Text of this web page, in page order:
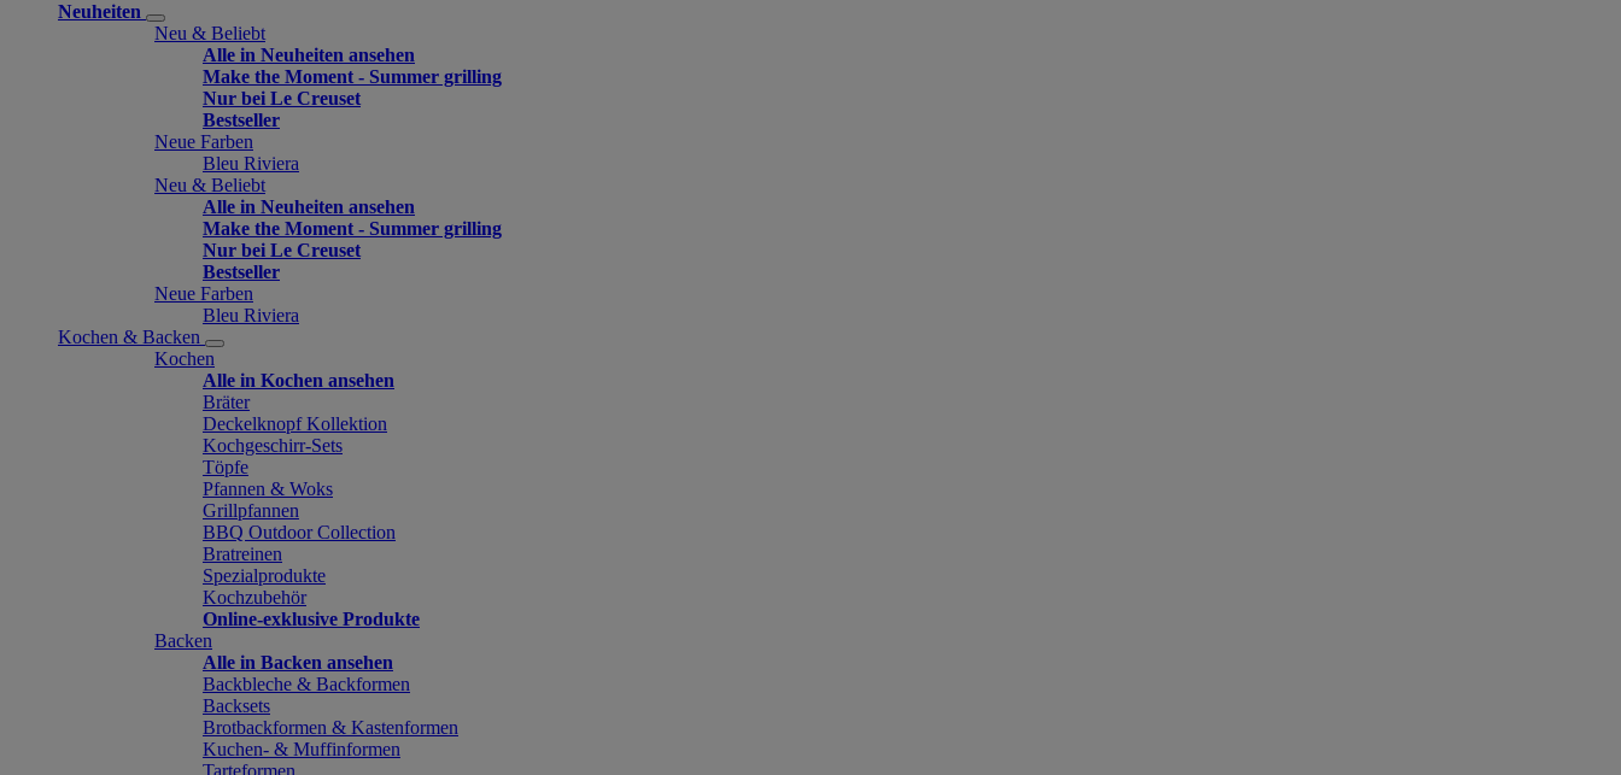
Neuheiten
Neu & Beliebt
Alle in Neuheiten ansehen
Make the Moment - Summer grilling
Nur bei Le Creuset
Bestseller
Neue Farben
Bleu Riviera
Neu & Beliebt
Alle in Neuheiten ansehen
Make the Moment - Summer grilling
Nur bei Le Creuset
Bestseller
Neue Farben
Bleu Riviera
Kochen & Backen
Kochen
Alle in Kochen ansehen
Bräter
Deckelknopf Kollektion
Kochgeschirr-Sets
Töpfe
Pfannen & Woks
Grillpfannen
BBQ Outdoor Collection
Bratreinen
Spezialprodukte
Kochzubehör
Online-exklusive Produkte
Backen
Alle in Backen ansehen
Backbleche & Backformen
Backsets
Brotbackformen & Kastenformen
Kuchen- & Muffinformen
Tarteformen